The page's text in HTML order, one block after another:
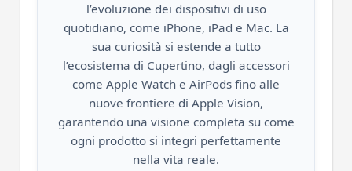
l’evoluzione dei dispositivi di uso
quotidiano, come iPhone, iPad e Mac. La
sua curiosità si estende a tutto
l’ecosistema di Cupertino, dagli accessori
come Apple Watch e AirPods fino alle
nuove frontiere di Apple Vision,
garantendo una visione completa su come
ogni prodotto si integri perfettamente
nella vita reale.